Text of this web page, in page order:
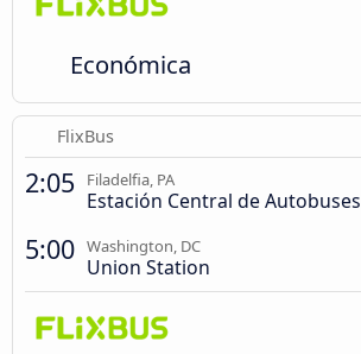
Económica
FlixBus
2:05 Filadelfia, PA
Estación Central de Autobuses
5:00 Washington, DC
Union Station